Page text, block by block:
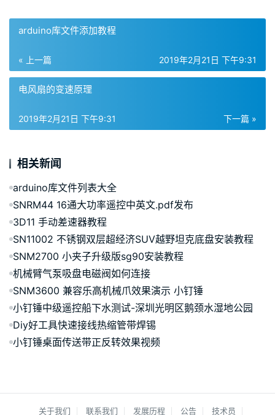
arduino库文件添加教程
« 上一篇 2019年2月21日 下午9:31
电风扇的变速原理
下一篇 »
2019年2月21日 下午9:31
相关新闻
arduino库文件列表大全
SNRM44 16通大功率遥控中英文.pdf发布
3D11 手动差速器教程
SN11002 不锈钢双层超经济SUV越野坦克底盘安装教程
SNM2700 小夹子升级版sg90安装教程
机械臂气泵吸盘电磁阀如何连接
SNM3600 兼容乐高机械爪效果演示 小钉锤
小钉锤中级遥控船下水测试-深圳光明区鹅颈水湿地公园
Diy好工具快速接线热缩管带焊锡
小钉锤桌面传送带正反转效果视频
关于我们 联系我们 发展历程 公告 技术员